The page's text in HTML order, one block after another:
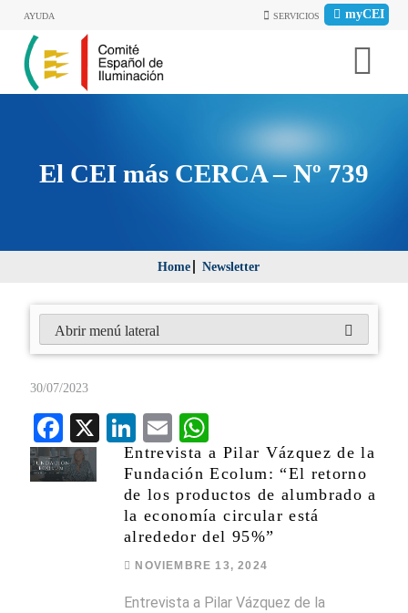
AYUDA myCEI
SERVICIOS
El CEI más CERCA – Nº 739
Home Newsletter
30/07/2023
Fa
ce
bo
X
Li
nk
ed
In
E
m
ail
ha
ts
A
pp
Entrevista a Pilar Vázquez de la
Fundación Ecolum: “El retorno
de los productos de alumbrado a
la economía circular está
alrededor del 95%”
NOVIEMBRE 13, 2024
Entrevista a Pilar Vázquez de la
Abrir menú lateral